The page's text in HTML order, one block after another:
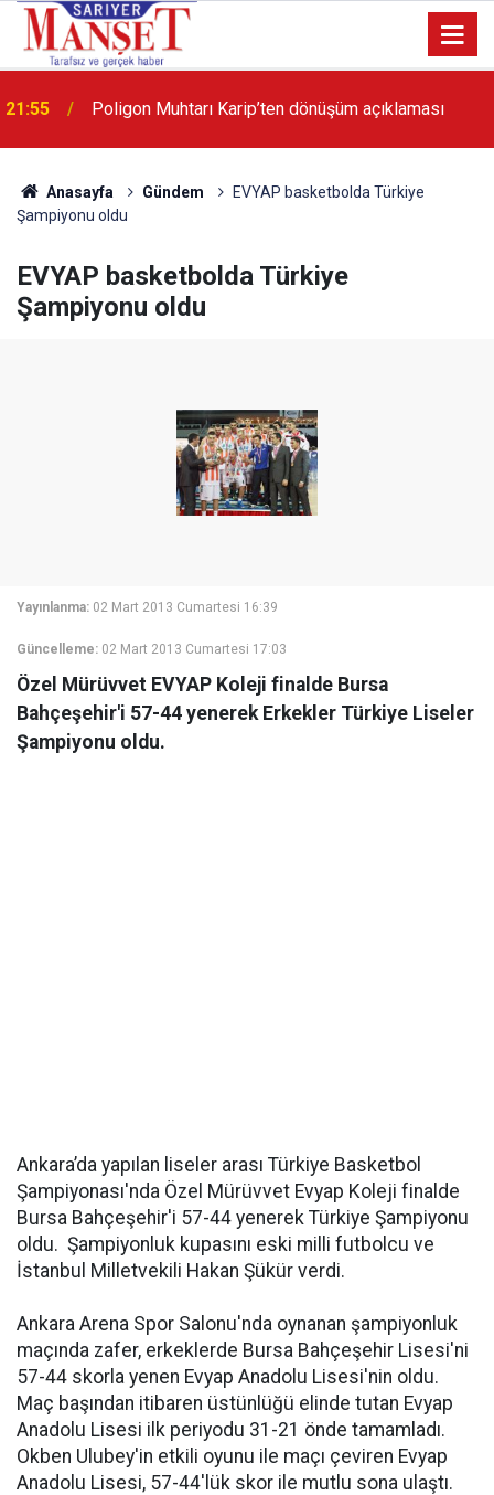
13:36 'Poligon'da İstanbul'a örnek proje gerçekleştirilecek'
Anasayfa Gündem
EVYAP basketbolda Türkiye
Şampiyonu oldu
EVYAP basketbolda Türkiye
Şampiyonu oldu
Yayınlanma: 02 Mart 2013 Cumartesi 16:39
Güncelleme: 02 Mart 2013 Cumartesi 17:03
Özel Mürüvvet EVYAP Koleji finalde Bursa
Bahçeşehir'i 57-44 yenerek Erkekler Türkiye Liseler
Şampiyonu oldu.
Ankara’da yapılan liseler arası Türkiye Basketbol
Şampiyonası'nda Özel Mürüvvet Evyap Koleji finalde
Bursa Bahçeşehir'i 57-44 yenerek Türkiye Şampiyonu
oldu. Şampiyonluk kupasını eski milli futbolcu ve
İstanbul Milletvekili Hakan Şükür verdi.
Ankara Arena Spor Salonu'nda oynanan şampiyonluk
maçında zafer, erkeklerde Bursa Bahçeşehir Lisesi'ni
57-44 skorla yenen Evyap Anadolu Lisesi'nin oldu.
Maç başından itibaren üstünlüğü elinde tutan Evyap
Anadolu Lisesi ilk periyodu 31-21 önde tamamladı.
Okben Ulubey'in etkili oyunu ile maçı çeviren Evyap
Anadolu Lisesi, 57-44'lük skor ile mutlu sona ulaştı.